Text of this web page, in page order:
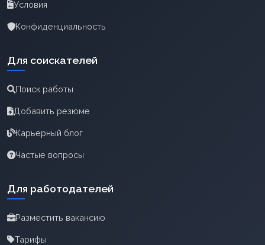
Условия
Конфиденциальность
Для соискателей
Поиск работы
Добавить резюме
Карьерный блог
Частые вопросы
Для работодателей
Разместить вакансию
Тарифы